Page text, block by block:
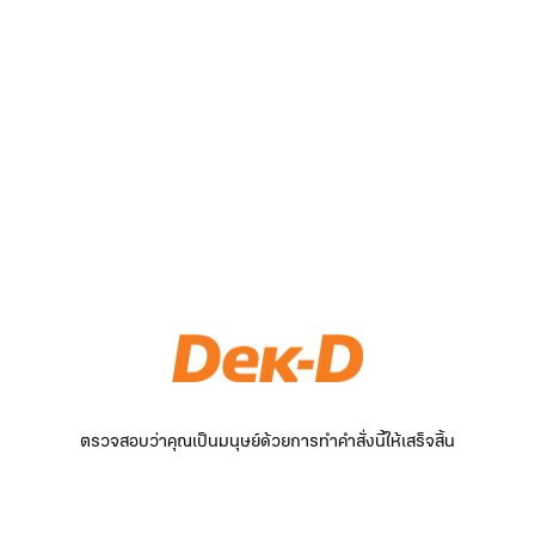
ตรวจสอบว่าคุณเป็นมนุษย์ด้วยการทำคำสั่งนี้ให้เสร็จสิ้น